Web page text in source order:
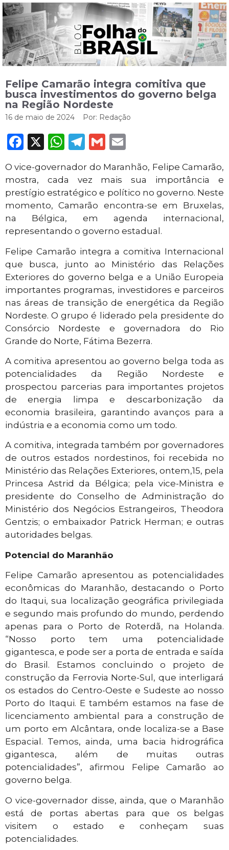
Felipe Camarão integra comitiva que
busca investimentos do governo belga
na Região Nordeste
16 de maio de 2024 Por: Redação
Facebook
X WhatsApp
Telegram
Gmail
O vice-governador do Maranhão, Felipe Camarão,
mostra, cada vez mais sua importância e
prestígio estratégico e político no governo. Neste
momento, Camarão encontra-se em Bruxelas,
na Bélgica, em agenda internacional,
representando o governo estadual.
Felipe Camarão integra a comitiva Internacional
que busca, junto ao Ministério das Relações
Exteriores do governo belga e a União Europeia
importantes programas, investidores e parceiros
nas áreas de transição de energética da Região
Nordeste. O grupo é liderado pela presidente do
Consórcio Nordeste e governadora do Rio
Grande do Norte, Fátima Bezerra.
A comitiva apresentou ao governo belga toda as
potencialidades da Região Nordeste e
prospectou parcerias para importantes projetos
de energia limpa e descarbonização da
economia brasileira, garantindo avanços para a
indústria e a economia como um todo.
A comitiva, integrada também por governadores
de outros estados nordestinos, foi recebida no
Ministério das Relações Exteriores, ontem,15, pela
Princesa Astrid da Bélgica; pela vice-Ministra e
presidente do Conselho de Administração do
Ministério dos Negócios Estrangeiros, Theodora
Gentzis; o embaixador Patrick Herman; e outras
autoridades belgas.
Potencial do Maranhão
Felipe Camarão apresentou as potencialidades
econômicas do Maranhão, destacando o Porto
do Itaqui, sua localização geográfica privilegiada
e segundo mais profundo do mundo, perdendo
apenas para o Porto de Roterdã, na Holanda.
“Nosso porto tem uma potencialidade
gigantesca, e pode ser a porta de entrada e saída
do Brasil. Estamos concluindo o projeto de
construção da Ferrovia Norte-Sul, que interligará
os estados do Centro-Oeste e Sudeste ao nosso
Porto do Itaqui. E também estamos na fase de
licenciamento ambiental para a construção de
um porto em Alcântara, onde localiza-se a Base
Espacial. Temos, ainda, uma bacia hidrográfica
gigantesca, além de muitas outras
potencialidades”, afirmou Felipe Camarão ao
governo belga.
O vice-governador disse, ainda, que o Maranhão
está de portas abertas para que os belgas
visitem o estado e conheçam suas
potencialidades.